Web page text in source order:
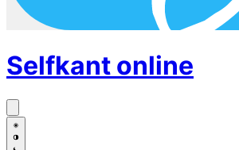
Selfkant online